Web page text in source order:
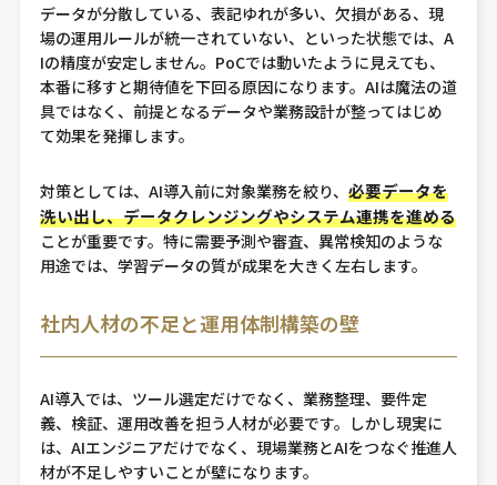
データが分散している、表記ゆれが多い、欠損がある、現
場の運用ルールが統一されていない、といった状態では、A
Iの精度が安定しません。PoCでは動いたように見えても、
本番に移すと期待値を下回る原因になります。AIは魔法の道
具ではなく、前提となるデータや業務設計が整ってはじめ
て効果を発揮します。
対策としては、AI導入前に対象業務を絞り、 必要データを
洗い出し、データクレンジングやシステム連携を進める
ことが重要です。特に需要予測や審査、異常検知のような
用途では、学習データの質が成果を大きく左右します。
社内人材の不足と運用体制構築の壁
AI導入では、ツール選定だけでなく、業務整理、要件定
義、検証、運用改善を担う人材が必要です。しかし現実に
は、AIエンジニアだけでなく、現場業務とAIをつなぐ推進人
材が不足しやすいことが壁になります。